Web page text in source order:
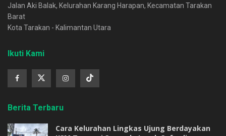
Jalan Aki Balak, Kelurahan Karang Harapan, Kecamatan Tarakan
Barat
Kota Tarakan - Kalimantan Utara
Ikuti Kami
Berita Terbaru
Cara Kelurahan Lingkas Ujung Berdayakan